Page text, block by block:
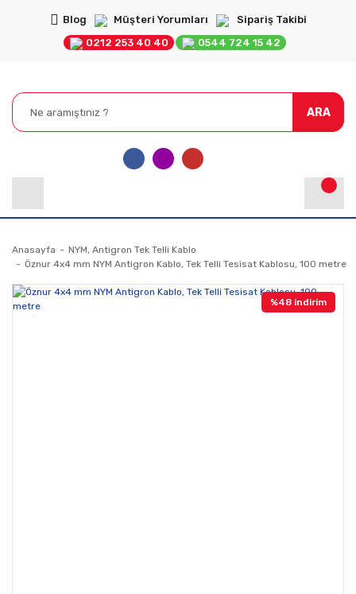
Blog Müşteri Yorumları
Sipariş Takibi
0212 253 40 40
0544 724 15 42
ARA
Anasayfa
NYM, Antigron Tek Telli Kablo
Öznur 4x4 mm NYM Antigron Kablo, Tek Telli Tesisat Kablosu, 100 metre
%48 indirim